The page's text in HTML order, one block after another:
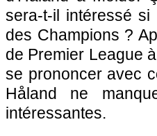
sera-t-il intéressé
des Champions ?
de Premier League
se prononcer avec
Håland ne
intéressantes.